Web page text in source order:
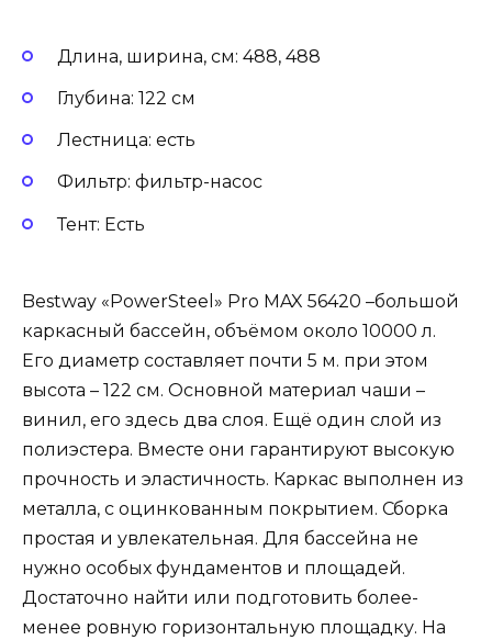
Длина, ширина, см: 488, 488
Глубина: 122 см
Лестница: есть
Фильтр: фильтр-насос
Тент: Есть
Bestway «PowerSteel» Pro MAX 56420 –большой
каркасный бассейн, объёмом около 10000 л.
Его диаметр составляет почти 5 м. при этом
высота – 122 см. Основной материал чаши –
винил, его здесь два слоя. Ещё один слой из
полиэстера. Вместе они гарантируют высокую
прочность и эластичность. Каркас выполнен из
металла, с оцинкованным покрытием. Сборка
простая и увлекательная. Для бассейна не
нужно особых фундаментов и площадей.
Достаточно найти или подготовить более-
менее ровную горизонтальную площадку. На